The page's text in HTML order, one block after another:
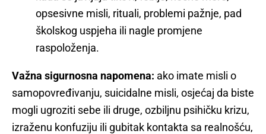
opsesivne misli, rituali, problemi pažnje, pad
školskog uspjeha ili nagle promjene
raspoloženja.
Važna sigurnosna napomena: ako imate misli o
samopovređivanju, suicidalne misli, osjećaj da biste
mogli ugroziti sebe ili druge, ozbiljnu psihičku krizu,
izraženu konfuziju ili gubitak kontakta sa realnošću,